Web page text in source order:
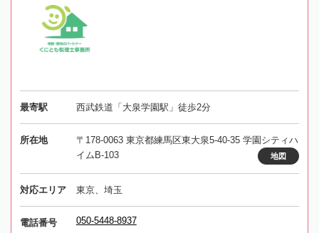
最寄駅 西武鉄道「大泉学園駅」徒歩2分
所在地
〒178-0063 東京都練馬区東大泉5-40-35 学園シティハ
イムB-103
地図
対応エリア 東京、埼玉
電話番号 050-5448-8937